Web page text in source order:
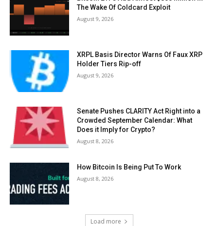
The Wake Of Coldcard Exploit
August 9, 2026
XRPL Basis Director Warns Of Faux XRP
Holder Tiers Rip-off
August 9, 2026
Senate Pushes CLARITY Act Right into a
Crowded September Calendar: What
Does it Imply for Crypto?
August 8, 2026
How Bitcoin Is Being Put To Work
August 8, 2026
Load more